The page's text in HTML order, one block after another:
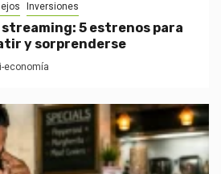
Inversiones
streaming: 5 estrenos para
y sorprenderse
economía